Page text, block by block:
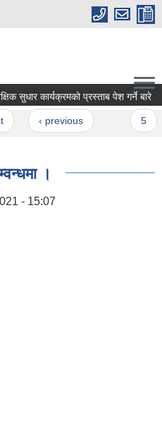
सुधार कार्यक्रमको प्रस्ताब पेश गर्ने बारे
‹ previous
।
- 15:07